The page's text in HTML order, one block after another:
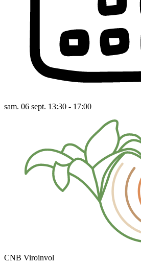
sam. 06 sept. 13:30 - 17:00
CNB Viroinvol